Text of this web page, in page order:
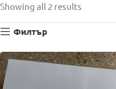
Showing all 2 results
Филтър